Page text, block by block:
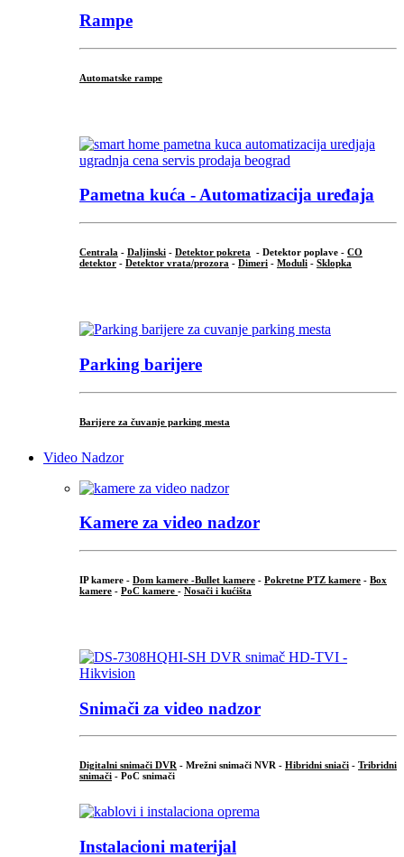
Rampe
Automatske rampe
Pametna kuća - Automatizacija uređaja
Centrala - Daljinski - Detektor pokreta - Detektor poplave - CO
detektor - Detektor vrata/prozora - Dimeri - Moduli - Sklopka
Parking barijere
Barijere za čuvanje parking mesta
Video Nadzor
Kamere za video nadzor
IP kamere - Dom kamere -Bullet kamere - Pokretne PTZ kamere - Box
kamere - PoC kamere - Nosači i kućišta
Snimači za video nadzor
Digitalni snimači DVR - Mrežni snimači NVR - Hibridni sniači - Tribridni
snimači - PoC snimači
Instalacioni materijal